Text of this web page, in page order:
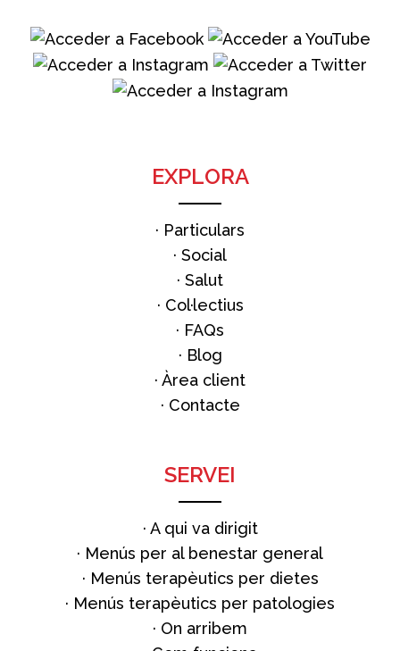
EXPLORA
· Particulars
· Social
· Salut
· Col·lectius
· FAQs
· Blog
· Àrea client
· Contacte
SERVEI
· A qui va dirigit
· Menús per al benestar general
· Menús terapèutics per dietes
· Menús terapèutics per patologies
· On arribem